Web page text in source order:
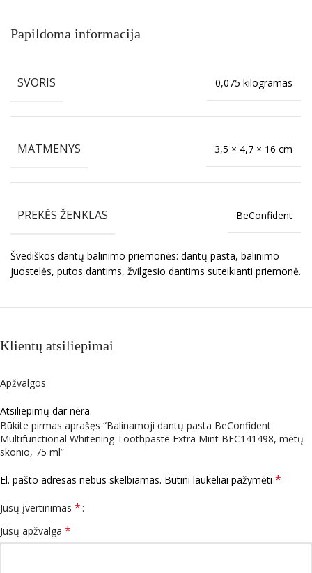
Papildoma informacija
SVORIS 0,075 kilogramas
MATMENYS 3,5 × 4,7 × 16 cm
PREKĖS ŽENKLAS BeConfident
Švediškos dantų balinimo priemonės: dantų pasta, balinimo
juostelės, putos dantims, žvilgesio dantims suteikianti priemonė.
Klientų atsiliepimai
Apžvalgos
Atsiliepimų dar nėra.
Būkite pirmas aprašęs “Balinamoji dantų pasta BeConfident
Multifunctional Whitening Toothpaste Extra Mint BEC141498, mėtų
skonio, 75 ml”
El. pašto adresas nebus skelbiamas. Būtini laukeliai pažymėti *
Jūsų įvertinimas *
Jūsų apžvalga *